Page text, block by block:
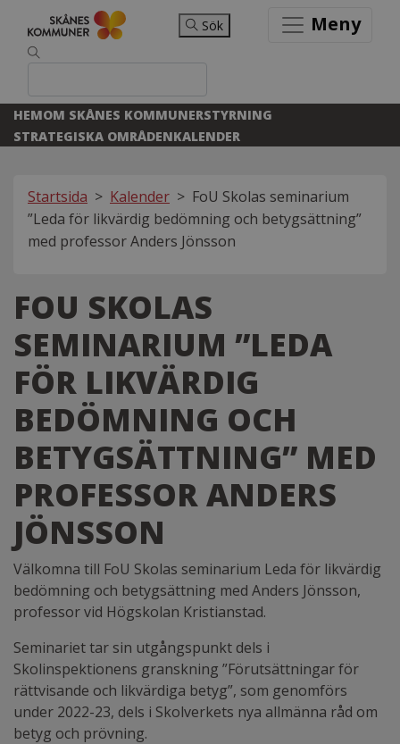
Sök Meny
HEMOM SKÅNES KOMMUNERSTYRNING
STRATEGISKA OMRÅDENKALENDER
Startsida > Kalender > FoU Skolas seminarium
”Leda för likvärdig bedömning och betygsättning”
med professor Anders Jönsson
FOU SKOLAS
SEMINARIUM ”LEDA
FÖR LIKVÄRDIG
BEDÖMNING OCH
BETYGSÄTTNING” MED
PROFESSOR ANDERS
JÖNSSON
Välkomna till FoU Skolas seminarium Leda för likvärdig
bedömning och betygsättning med Anders Jönsson,
professor vid Högskolan Kristianstad.
Seminariet tar sin utgångspunkt dels i
Skolinspektionens granskning ”Förutsättningar för
rättvisande och likvärdiga betyg”, som genomförs
under 2022-23, dels i Skolverkets nya allmänna råd om
betyg och prövning.